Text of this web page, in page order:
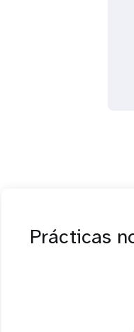
Prácticas